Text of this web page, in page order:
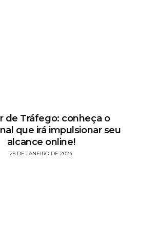
de Tráfego: conheça o
que irá impulsionar seu
alcance online!
25 DE JANEIRO DE 2024